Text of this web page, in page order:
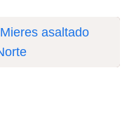
asaltado